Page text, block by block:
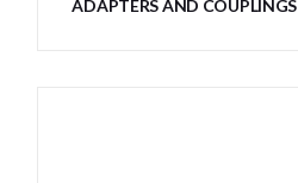
ADAPTERS AND COUPLINGS